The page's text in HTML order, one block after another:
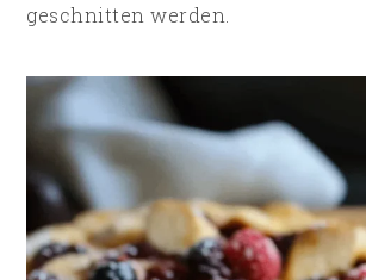
geschnitten werden.